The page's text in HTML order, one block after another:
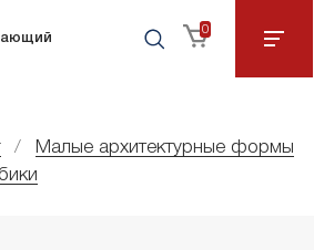
0
Малые архитектурные формы